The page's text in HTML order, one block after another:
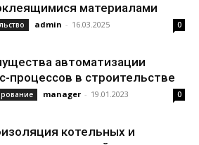
материалами
admin - 16.03.2025 0
автоматизации
процессов в строительстве
manager - 19.01.2023 0
котельных и